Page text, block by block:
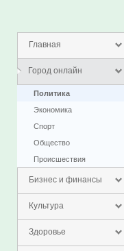
Главная
Город онлайн
Политика
Экономика
Спорт
Общество
Проиcшествия
Бизнес и финансы
Культура
Здоровье